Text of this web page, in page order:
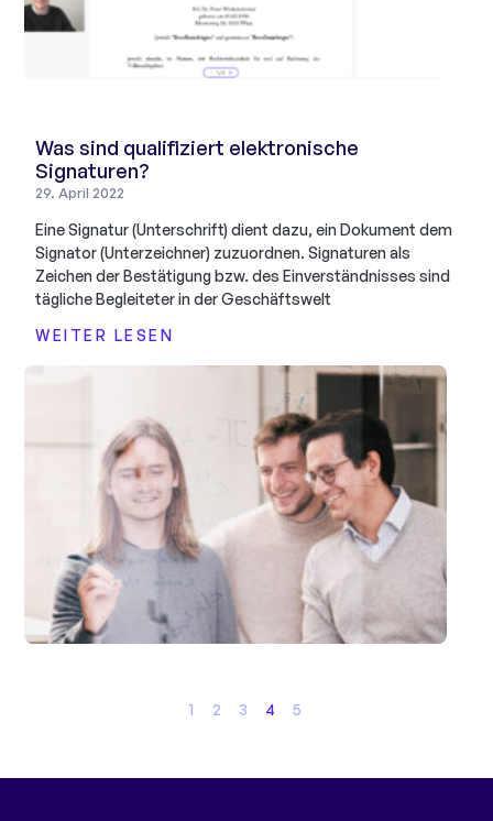
Was sind qualifiziert elektronische
Signaturen?
29. April 2022
Eine Signatur (Unterschrift) dient dazu, ein Dokument dem
Signator (Unterzeichner) zuzuordnen. Signaturen als
Zeichen der Bestätigung bzw. des Einverständnisses sind
tägliche Begleiteter in der Geschäftswelt
WEITER LESEN
1 2 3 4 5